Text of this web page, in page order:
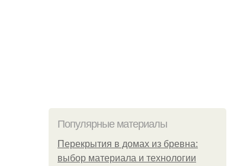
Популярные материалы
Перекрытия в домах из бревна:
выбор материала и технологии